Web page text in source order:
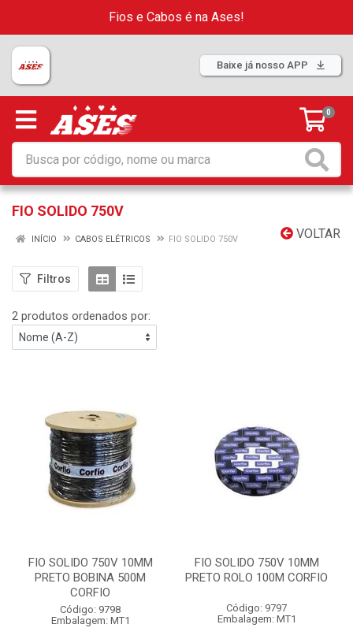
Fios e Cabos é na Ases!
Baixe já nosso APP
0
FIO SOLIDO 750V
VOLTAR
INÍCIO CABOS ELÉTRICOS FIO SOLIDO 750V
Filtros
2 produtos ordenados por:
FIO SOLIDO 750V 10MM
PRETO BOBINA 500M
CORFIO
Código: 9798
Embalagem: MT1
FIO SOLIDO 750V 10MM
PRETO ROLO 100M CORFIO
Código: 9797
Embalagem: MT1